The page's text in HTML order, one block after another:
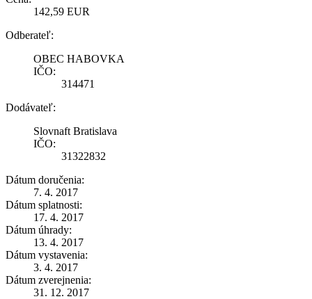
142,59 EUR
Odberateľ:
OBEC HABOVKA
IČO:
314471
Dodávateľ:
Slovnaft Bratislava
IČO:
31322832
Dátum doručenia:
7. 4. 2017
Dátum splatnosti:
17. 4. 2017
Dátum úhrady:
13. 4. 2017
Dátum vystavenia:
3. 4. 2017
Dátum zverejnenia:
31. 12. 2017